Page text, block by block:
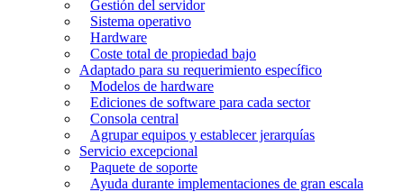
Gestión del servidor
Sistema operativo
Hardware
Coste total de propiedad bajo
Adaptado para su requerimiento específico
Modelos de hardware
Ediciones de software para cada sector
Consola central
Agrupar equipos y establecer jerarquías
Servicio excepcional
Paquete de soporte
Ayuda durante implementaciones de gran escala